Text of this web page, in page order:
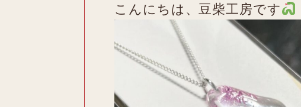
こんにちは、豆柴工房です